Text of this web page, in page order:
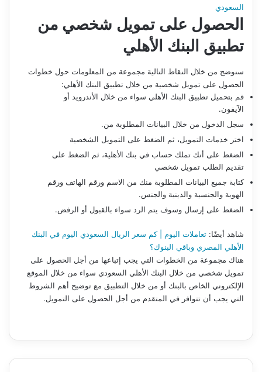
السعودي
الحصول على تمويل شخصي من
تطبيق البنك الأهلي
سنوضح من خلال النقاط التالية مجموعة من المعلومات حول خطوات
الحصول على تمويل شخصية من خلال تطبيق البنك الأهلي:
قم بتحميل تطبيق البنك الأهلي سواء من خلال الأندرويد أو
الآيفون.
سجل الدخول من خلال البيانات المطلوبة من.
اختر خدمات التمويل، ثم الضغط على التمويل الشخصية
الضغط على أنك تملك حساب في بنك الأهلية، ثم الضغط على
تقديم الطلب تمويل شخصي
كتابة جميع البيانات المطلوبة منك من الاسم ورقم الهاتف ورقم
الهوية والجنسية والدينية والجنس.
الضغط على إرسال وسوف يتم الرد سواء بالقبول أو الرفض.
شاهد أيضًا: تعاملات اليوم | كم سعر الريال السعودي اليوم في البنك
الأهلي المصري وباقي البنوك؟
هناك مجموعة من الخطوات التي يجب إتباعها من أجل الحصول على
تمويل شخصي من خلال البنك الأهلي السعودي سواء من خلال الموقع
الإلكتروني الخاص بالبنك أو من خلال التطبيق مع توضيح أهم الشروط
التي يجب أن تتوافر في المتقدم من أجل الحصول على التمويل.